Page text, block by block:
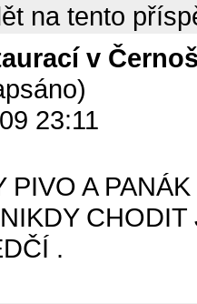
na tento
v
23:11
PIVO A
.